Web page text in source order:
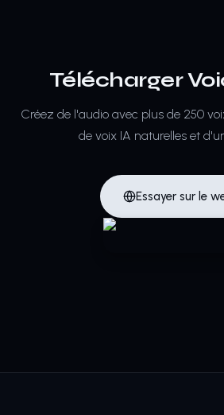
Télécharger
Créez de l'audio avec plus de 250
de voix IA naturelles et
Essayer sur le